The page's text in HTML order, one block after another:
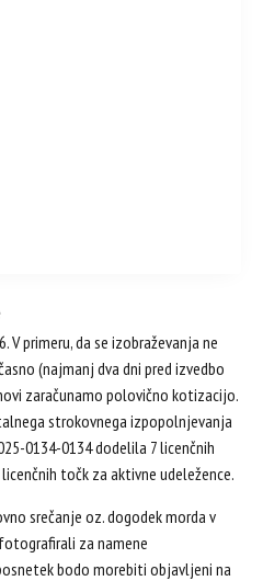
V primeru, da se izobraževanja ne
(najmanj dva dni pred izvedbo
zaračunamo polovično kotizacijo.
strokovnega izpopolnjevanja
0134-0134 dodelila 7 licenčnih
točk za aktivne udeležence.
srečanje oz. dogodek morda v
za namene
bodo morebiti objavljeni na